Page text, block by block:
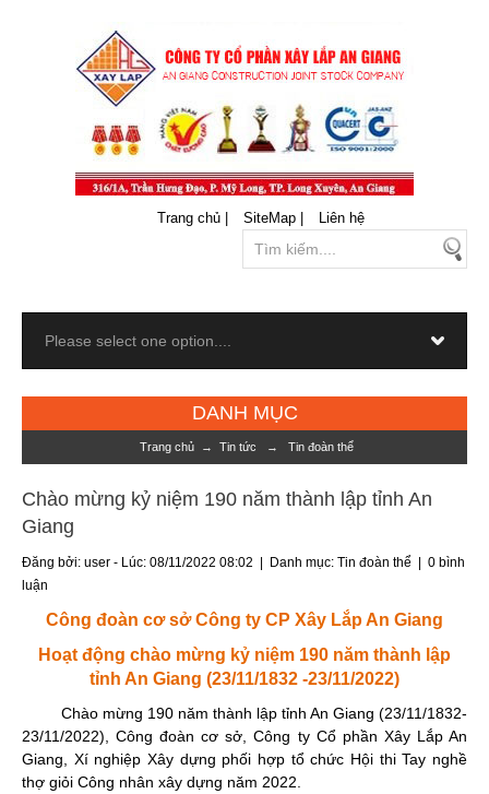
Trang chủ | SiteMap | Liên hệ
DANH MỤC
Trang chủ→ Tin tức → Tin đoàn thể
Chào mừng kỷ niệm 190 năm thành lập tỉnh An
Giang
Đăng bởi: user - Lúc: 08/11/2022 08:02 | Danh mục: Tin đoàn thể
0 bình
luận
Công đoàn cơ sở Công ty CP Xây Lắp An Giang
Hoạt động chào mừng kỷ niệm 190 năm thành lập
tỉnh An Giang (23/11/1832 -23/11/2022)
Chào mừng 190 năm thành lập tỉnh An Giang (23/11/1832-
23/11/2022), Công đoàn cơ sở, Công ty Cổ phần Xây Lắp An
Giang, Xí nghiệp Xây dựng phối hợp tổ chức Hội thi Tay nghề
thợ giỏi Công nhân xây dựng năm 2022.